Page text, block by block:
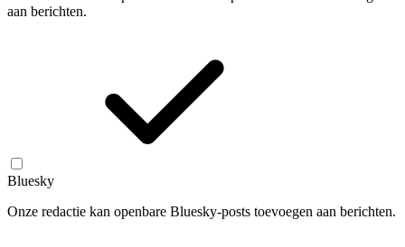
aan berichten.
Bluesky
Onze redactie kan openbare Bluesky-posts toevoegen aan berichten.